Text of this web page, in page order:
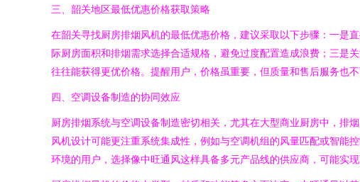
三、韶关地区最低优惠价格获取策略
在韶关寻找厨房排烟风机的最低优惠价格，建议采取以下步骤：一是
际厨房面积和排烟需求选择合适规格，避免过度配置造成浪费；三是
往往能获得更优价格。提醒用户，价格虽重要，但质量和售后服务也
四、空调设备制造的协同效应
厨房排烟系统与空调设备制造密切相关，尤其在大型商业厨房中，排
风机设计可能更注重系统集成性，例如与空调机组的风量匹配或智能
环境的用户，选择像中旺通风这样具备多元产品线的供应商，可能实现